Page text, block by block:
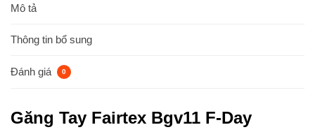
Mô tả
Thông tin bổ sung
Đánh giá 0
Găng Tay Fairtex Bgv11 F-Day